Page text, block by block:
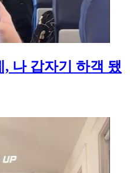
나 갑자기 하객 됐